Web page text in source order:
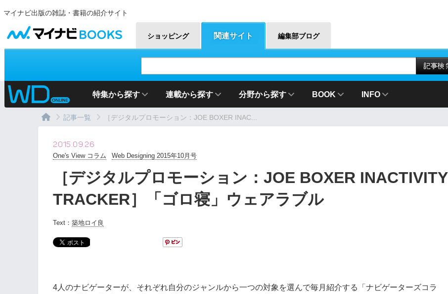
マイナビ出版の雑誌・書籍の紹介サイト
マイナビBOOKS
ショッピング 関連サイト 編集部ブログ
特集から探す 連載から探す 分野から探す BOOK INFO
記事一覧 ［デジタルプロモーション：JOE BOXER INAC...
2015.09.26
One's View コラム Web Designing 2015年10月号
［デジタルプロモーション：JOE BOXER INACTIVITY
TRACKER］「ゴロ寝」ウェアラブル
Text： 築地ロイ良
4人のナビゲーターが、それぞれ自分のジャンルから一つの対象を選んで毎月紹介する「ナビゲーターズコラ